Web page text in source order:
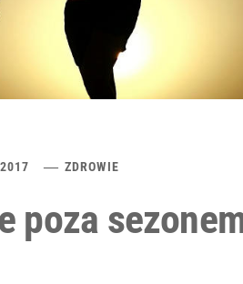
ZDROWIE
poza